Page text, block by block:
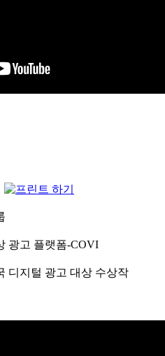
광고 플랫폼-COVI
디지털 광고 대상 수상작